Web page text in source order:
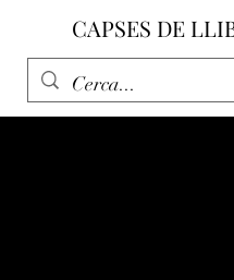
CAPSES DE